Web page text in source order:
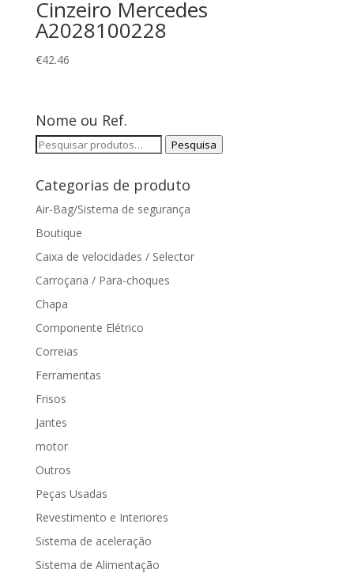
Cinzeiro Mercedes
A2028100228
€42.46
Nome ou Ref.
Pesquisar
Pesquisa
Categorias de produto
Air-Bag/Sistema de segurança
Boutique
Caixa de velocidades / Selector
Carroçaria / Para-choques
Chapa
Componente Elétrico
Correias
Ferramentas
Frisos
Jantes
motor
Outros
Peças Usadas
Revestimento e Interiores
Sistema de aceleração
Sistema de Alimentação